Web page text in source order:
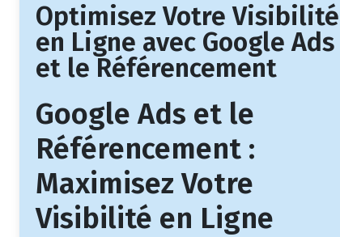
Optimisez Votre Visibilité
en Ligne avec Google Ads
et le Référencement
Google Ads et le
Référencement :
Maximisez Votre
Visibilité en Ligne